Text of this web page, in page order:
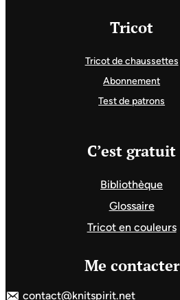
Tricot
Tricot de chaussettes
Abonnement
Test de patrons
C’est gratuit
Bibliothèque
Glossaire
Tricot en couleurs
Me contacter
contact@knitspirit.net